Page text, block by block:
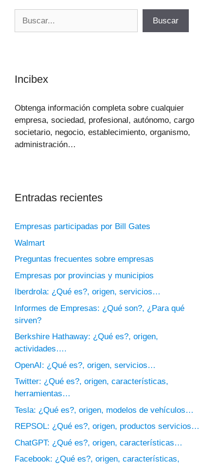
Buscar
Incibex
Obtenga información completa sobre cualquier
empresa, sociedad, profesional, autónomo, cargo
societario, negocio, establecimiento, organismo,
administración…
Entradas recientes
Empresas participadas por Bill Gates
Walmart
Preguntas frecuentes sobre empresas
Empresas por provincias y municipios
Iberdrola: ¿Qué es?, origen, servicios…
Informes de Empresas: ¿Qué son?, ¿Para qué
sirven?
Berkshire Hathaway: ¿Qué es?, origen,
actividades….
OpenAI: ¿Qué es?, origen, servicios…
Twitter: ¿Qué es?, origen, características,
herramientas…
Tesla: ¿Qué es?, origen, modelos de vehículos…
REPSOL: ¿Qué es?, origen, productos servicios…
ChatGPT: ¿Qué es?, origen, características…
Facebook: ¿Qué es?, origen, características,